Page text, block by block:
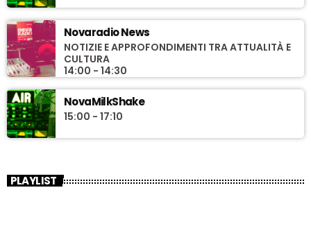
Novaradio News
NOTIZIE E APPROFONDIMENTI TRA ATTUALITÀ E
CULTURA
14:00 - 14:30
NovaMilkShake
15:00 - 17:10
PLAYLIST